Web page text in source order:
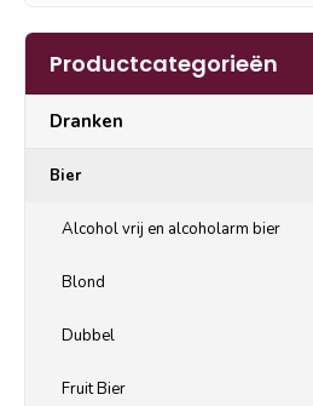
Productcategorieën
Dranken
Bier
Alcohol vrij en alcoholarm bier
Blond
Dubbel
Fruit Bier